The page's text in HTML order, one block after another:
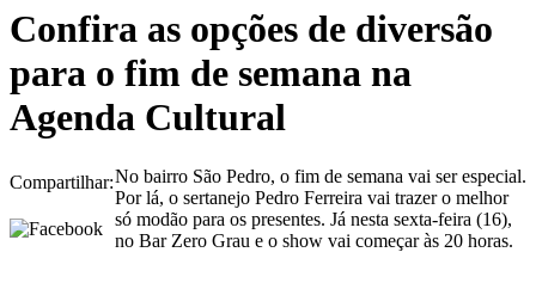
Confira as opções de diversão
para o fim de semana na
Agenda Cultural
Compartilhar:No bairro São Pedro, o fim de semana vai ser especial.
Por lá, o sertanejo Pedro Ferreira vai trazer o melhor
só modão para os presentes. Já nesta sexta-feira (16),
no Bar Zero Grau e o show vai começar às 20 horas.